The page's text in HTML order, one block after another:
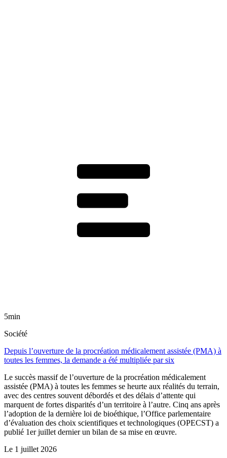
5min
Société
Depuis l’ouverture de la procréation médicalement assistée (PMA) à
toutes les femmes, la demande a été multipliée par six
Le succès massif de l’ouverture de la procréation médicalement
assistée (PMA) à toutes les femmes se heurte aux réalités du terrain,
avec des centres souvent débordés et des délais d’attente qui
marquent de fortes disparités d’un territoire à l’autre. Cinq ans après
l’adoption de la dernière loi de bioéthique, l’Office parlementaire
d’évaluation des choix scientifiques et technologiques (OPECST) a
publié 1er juillet dernier un bilan de sa mise en œuvre.
Le 1 juillet 2026